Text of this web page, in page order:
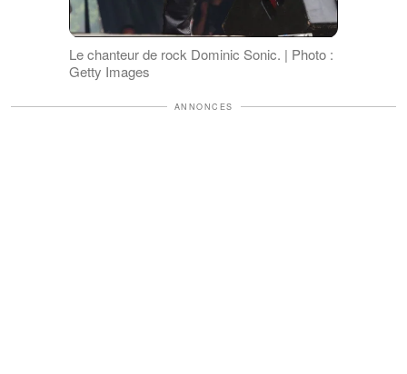
Le chanteur de rock Dominic Sonic. | Photo :
Getty Images
ANNONCES